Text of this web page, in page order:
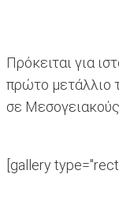
Πρόκειται για
πρώτο μετάλλιο
σε
[gallery